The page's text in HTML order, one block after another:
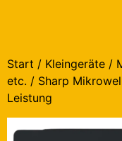
Start / Kleingeräte /
etc. / Sharp
Leistung